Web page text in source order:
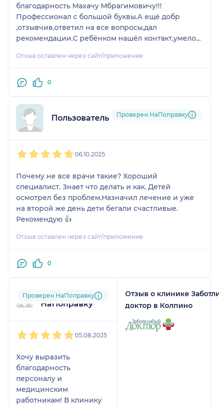
благодарность Махачу Мбрагимовичу!!!
Профессионал с большой буквы.А ещё добр
,отзывчив,ответил на все вопросы,дал
рекомендации.С ребёнком нашёл контакт,умело
благодарных пациентов и заслуженное
Отзыв оставлен через сайт/приложение
0
Пользователь НаПоправку
Проверен НаПоправку
06.10.2025
Почему не все врачи такие? Хороший
специалист. Знает что делать и как. Детей
осмотрел без проблем.Назначил лечение и уже
на второй же день дети бегали счастливые.
Рекомендую 👍
Отзыв оставлен через сайт/приложение
0
Пользователь
НаПоправку
Проверен НаПоправку
05.08.2025
Хочу выразить
благодарность
персоналу и
медицинским
работникам! В клинику
Отзыв о клинике
доктор в Колпино